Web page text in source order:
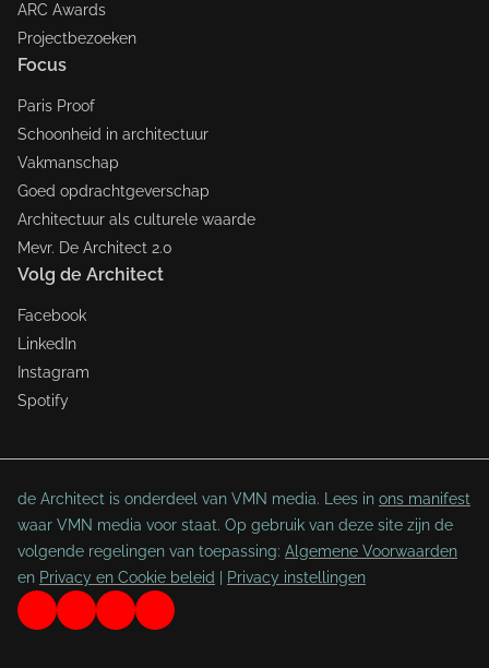
ARC Awards
Projectbezoeken
Focus
Paris Proof
Schoonheid in architectuur
Vakmanschap
Goed opdrachtgeverschap
Architectuur als culturele waarde
Mevr. De Architect 2.0
Volg de Architect
Facebook
LinkedIn
Instagram
Spotify
de Architect is onderdeel van VMN media. Lees in ons manifest
waar VMN media voor staat. Op gebruik van deze site zijn de
volgende regelingen van toepassing: Algemene Voorwaarden
en Privacy en Cookie beleid Privacy instellingen